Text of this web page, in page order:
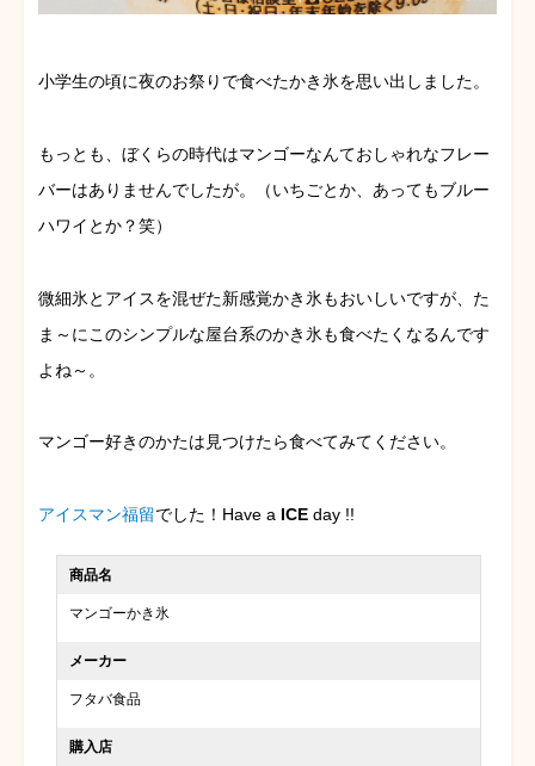
小学生の頃に夜のお祭りで食べたかき氷を思い出しました。
もっとも、ぼくらの時代はマンゴーなんておしゃれなフレー
バーはありませんでしたが。（いちごとか、あってもブルー
ハワイとか？笑）
微細氷とアイスを混ぜた新感覚かき氷もおいしいですが、た
ま～にこのシンプルな屋台系のかき氷も食べたくなるんです
よね～。
マンゴー好きのかたは見つけたら食べてみてください。
アイスマン福留でした！Have a ICE day !!
商品名
マンゴーかき氷
メーカー
フタバ食品
購入店